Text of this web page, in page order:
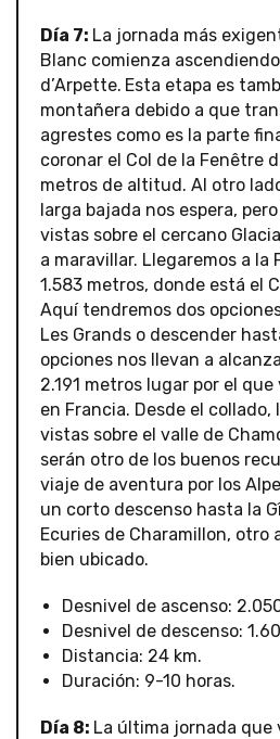
Día 7: La jornada más
Blanc comienza ascendiendo
d’Arpette. Esta etapa es
montañera debido a que
agrestes como es la parte
coronar el Col de la Fenêtre
metros de altitud. Al otro
larga bajada nos espera,
vistas sobre el cercano
a maravillar. Llegaremos a la
1.583 metros, donde está el
Aquí tendremos dos
Les Grands o descender
opciones nos llevan a
2.191 metros lugar por el
en Francia. Desde el collado,
vistas sobre el valle de
serán otro de los buenos
viaje de aventura por los
un corto descenso hasta la
Ecuries de Charamillon, otro
bien ubicado.
Desnivel de ascenso:
Desnivel de descenso:
Distancia: 24 km.
Duración: 9-10 horas.
Día 8: La última jornada que